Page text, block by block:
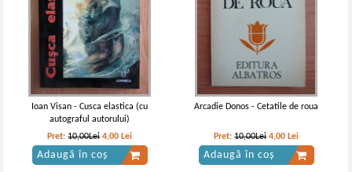
Ioan Visan - Cusca elastica (cu
autograful autorului)
Pret:10,00Lei 4,00 Lei
Adaugă în coș
Arcadie Donos - Cetatile de roua
Pret:10,00Lei 4,00 Lei
Adaugă în coș